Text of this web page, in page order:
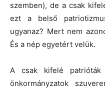
szemben), de a csak
ezt a belső
ugyanaz? Mert nem
És a nép egyetért velük.
A csak kifelé
önkormányzatok